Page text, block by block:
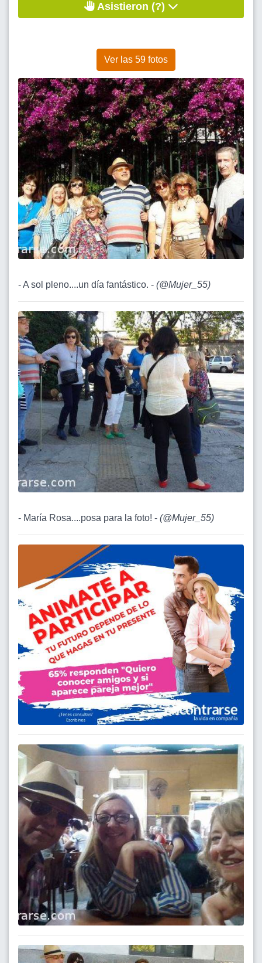
Asistieron (?)
Ver las 59 fotos
- A sol pleno....un día fantástico. - (@Mujer_55)
- María Rosa....posa para la foto! - (@Mujer_55)